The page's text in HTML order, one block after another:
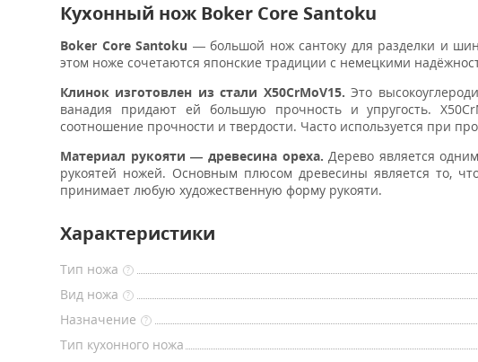
Кухонный нож Boker Core Santoku
Boker Core Santoku — большой нож сантоку для разделки и
этом ноже сочетаются японские традиции с немецкими
Клинок изготовлен из стали X50CrMoV15.Это
ванадия придают ей большую прочность и упругость.
соотношение прочности и твердости. Часто используется при
Материал рукояти — древесина ореха. Дерево является
рукоятей ножей. Основным плюсом древесины является то,
принимает любую художественную форму рукояти.
Характеристики
Тип ножа ?
Вид ножа ?
Назначение ?
Тип кухонного ножа